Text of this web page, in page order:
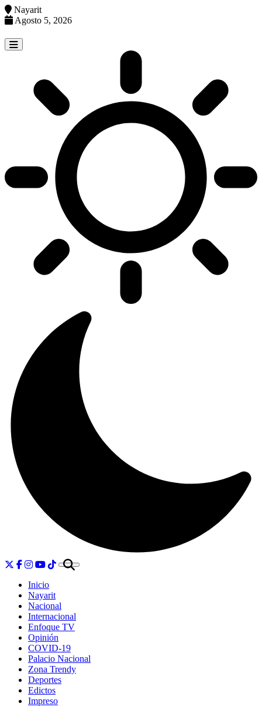
Nayarit
Agosto 5, 2026
to
content
Inicio
Nayarit
Nacional
Internacional
Enfoque TV
Opinión
COVID-19
Palacio Nacional
Zona Trendy
Deportes
Edictos
Impreso